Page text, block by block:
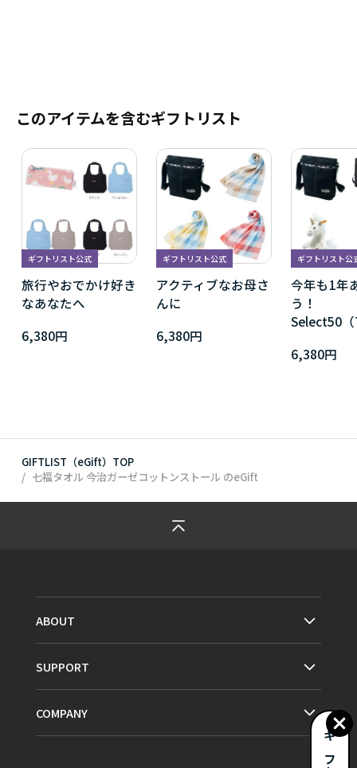
このアイテムを含むギフトリスト
ギフトリスト公式
旅行やおでかけ好き
なあなたへ
6,380円
ギフトリスト公式
アクティブなお母さ
んに
6,380円
ギフトリスト公
今年も1年
う！
Select50
6,380円
GIFTLIST（eGift）TOP
七福タオル 今治ガーゼコットンストール のeGift
ABOUT
SUPPORT
COMPANY